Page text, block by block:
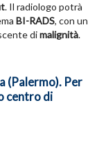
. Il radiologo potrà
BI-RADS, con un
dimalignità.
(Palermo). Per
centro di